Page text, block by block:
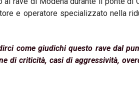
e operatore specializzato nella
come giudichi questo rave dal
di criticità, casi di aggressività,